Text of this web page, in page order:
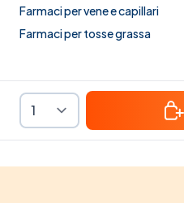
Farmaci per vene e capillari
Farmaci per tosse grassa